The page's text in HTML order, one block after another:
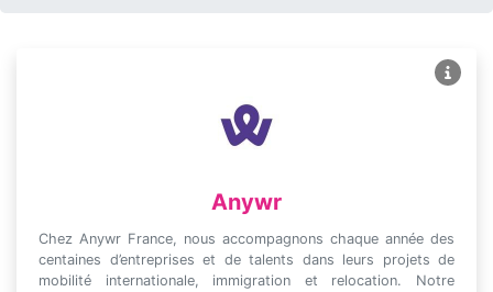
Anywr
Chez Anywr France, nous accompagnons chaque année des
centaines d’entreprises et de talents dans leurs projets de
mobilité internationale, immigration et relocation. Notre